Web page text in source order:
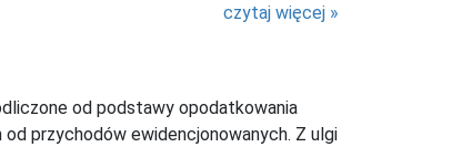
czytaj więcej
od podstawy opodatkowania
przychodów ewidencjonowanych. Z ulgi